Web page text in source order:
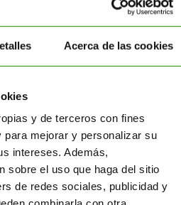
Acerca de las cookies
y de terceros con fines
mejorar y personalizar su
intereses. Además,
sobre el uso que haga del sitio
de redes sociales, publicidad y
y
de
que
crecimiento
del